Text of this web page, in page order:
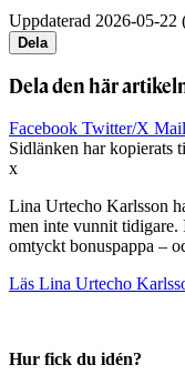
Uppdaterad 2026-05-22
Dela
Dela den här
Facebook Twitter/X Mail
Sidlänken har kopierats
x
Lina Urtecho Karlsson
men inte vunnit tidigare.
omtyckt bonuspappa –
Läs Lina Urtecho
Hur fick du idén?